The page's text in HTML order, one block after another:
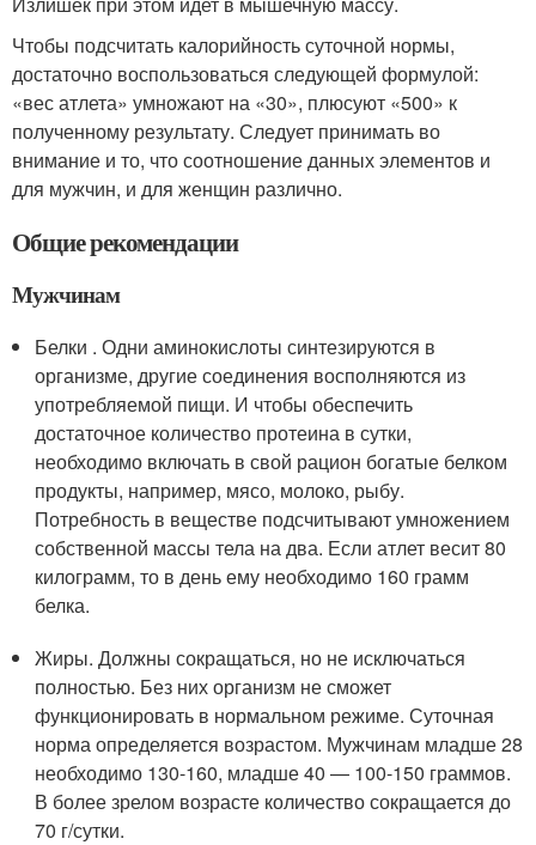
Чтобы подсчитать калорийность суточной нормы,
достаточно воспользоваться следующей формулой:
«вес атлета» умножают на «30», плюсуют «500» к
полученному результату. Следует принимать во
внимание и то, что соотношение данных элементов и
для мужчин, и для женщин различно.
Общие рекомендации
Мужчинам
Белки . Одни аминокислоты синтезируются в
организме, другие соединения восполняются из
употребляемой пищи. И чтобы обеспечить
достаточное количество протеина в сутки,
необходимо включать в свой рацион богатые белком
продукты, например, мясо, молоко, рыбу.
Потребность в веществе подсчитывают умножением
собственной массы тела на два. Если атлет весит 80
килограмм, то в день ему необходимо 160 грамм
белка.
Жиры. Должны сокращаться, но не исключаться
полностью. Без них организм не сможет
функционировать в нормальном режиме. Суточная
норма определяется возрастом. Мужчинам младше 28
необходимо 130-160, младше 40 — 100-150 граммов.
В более зрелом возрасте количество сокращается до
70 г/сутки.